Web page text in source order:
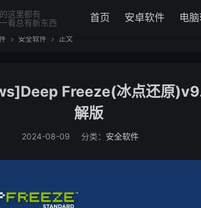
这里都有
看总有新东西
首页 安卓软件 电
 安全软件  正文
Freeze(冰点还原
解版
2024-08-09 分类： 安全软件